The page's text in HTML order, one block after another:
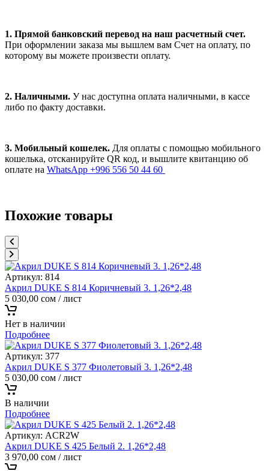
1. Прямой банковский перевод на наш расчетный счет.
При оформлении заказа мы вышлем вам Счет на оплату, по
которому вы можете произвести оплату.
2. Наличными. У нас доступна оплата наличными, в кассе
либо по факту доставки.
3. Мобильный кошелек. Для оплаты с помощью мобильного
кошелька, отсканируйте QR код, и вышлите квитанцию об
оплате на WhatsApp +996 556 50 44 60
Похожие товары
Артикул: 814
Акрил DUKE S 814 Коричневый 3. 1,26*2,48
5 030,00 сом / лист
Нет в наличии
Подробнее
Артикул: 377
Акрил DUKE S 377 Фиолетовый 3. 1,26*2,48
5 030,00 сом / лист
В наличии
Подробнее
Артикул: ACR2W
Акрил DUKE S 425 Белый 2. 1,26*2,48
3 970,00 сом / лист